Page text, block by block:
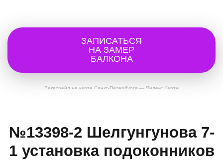
Векатрейд на карте Санкт‑Петербурга — Яндекс Карты
ЗАПИСАТЬСЯ
НА ЗАМЕР
БАЛКОНА
№13398-2 Шелгунгунова 7-
1 установка подоконников